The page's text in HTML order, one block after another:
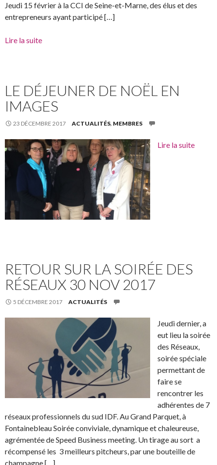
Jeudi 15 février à la CCI de Seine-et-Marne, des élus et des
entrepreneurs ayant participé […]
Lire la suite
LE DÉJEUNER DE NOËL EN
IMAGES
23 DÉCEMBRE 2017 ACTUALITÉS, MEMBRES
Lire la suite
RETOUR SUR LA SOIRÉE DES
RÉSEAUX 30 NOV 2017
5 DÉCEMBRE 2017 ACTUALITÉS
Jeudi dernier, a
eut lieu la soirée
des Réseaux,
soirée spéciale
permettant de
faire se
rencontrer les
adhérentes de 7
réseaux professionnels du sud IDF. Au Grand Parquet, à
Fontainebleau Soirée conviviale, dynamique et chaleureuse,
agrémentée de Speed Business meeting. Un tirage au sort a
récompensé les 3 meilleurs pitcheurs, par une bouteille de
champagne […]